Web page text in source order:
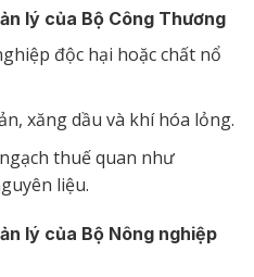
lý của Bộ Công Thương
độc hại hoặc chất nổ
xăng dầu và khí hóa lỏng.
thuế quan như
liệu.
lý của Bộ Nông nghiệp